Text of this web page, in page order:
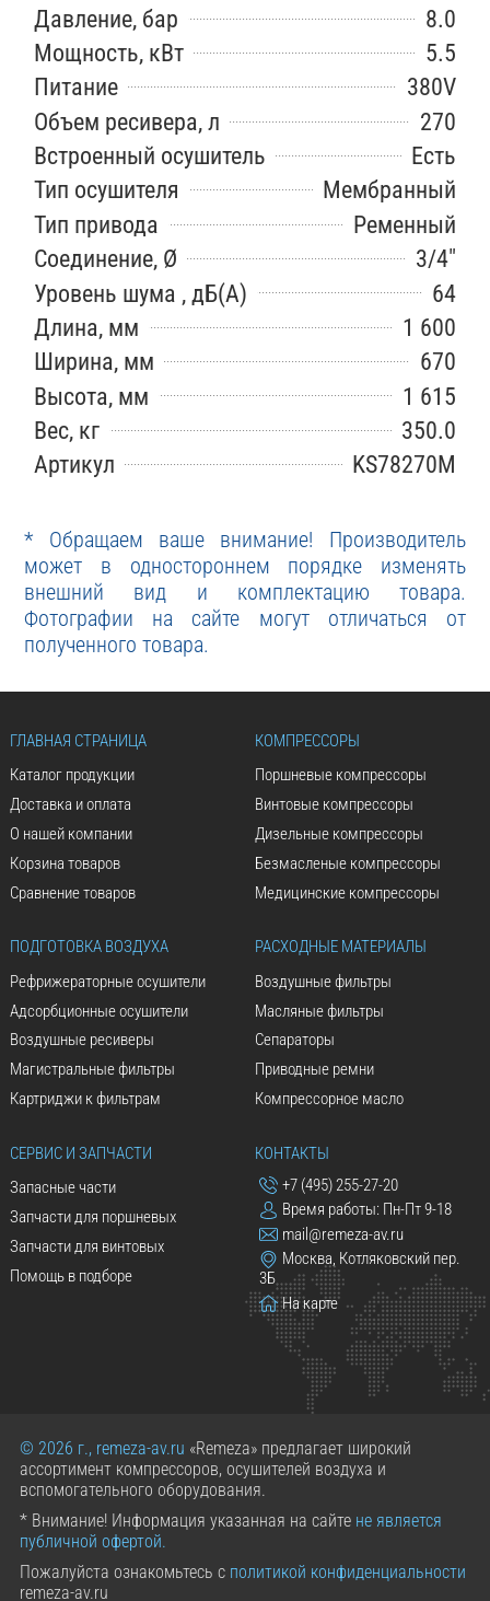
Давление, бар
8.0
Мощность, кВт
5.5
Питание
380V
Объем ресивера, л
270
Встроенный осушитель
Есть
Тип осушителя
Мембранный
Тип привода
Ременный
Соединение, Ø
3/4"
Уровень шума , дБ(А)
64
Длина, мм
1 600
Ширина, мм
670
Высота, мм
1 615
Вес, кг
350.0
Артикул
KS78270M
* Обращаем ваше внимание! Производитель
может в одностороннем порядке изменять
внешний вид и комплектацию товара.
Фотографии на сайте могут отличаться от
полученного товара.
ГЛАВНАЯ СТРАНИЦА
Каталог продукции
Доставка и оплата
О нашей компании
Корзина товаров
Сравнение товаров
КОМПРЕССОРЫ
Поршневые компрессоры
Винтовые компрессоры
Дизельные компрессоры
Безмасленые компрессоры
Медицинские компрессоры
ПОДГОТОВКА ВОЗДУХА
Рефрижераторные осушители
Адсорбционные осушители
Воздушные ресиверы
Магистральные фильтры
Картриджи к фильтрам
РАСХОДНЫЕ МАТЕРИАЛЫ
Воздушные фильтры
Масляные фильтры
Сепараторы
Приводные ремни
Компрессорное масло
СЕРВИС И ЗАПЧАСТИ
Запасные части
Запчасти для поршневых
Запчасти для винтовых
Помощь в подборе
КОНТАКТЫ
+7 (495) 255-27-20
Время работы: Пн-Пт 9-18
mail@remeza-av.ru
Москва, Котляковский пер.
3Б
На карте
© 2026 г., remeza-av.ru «Remeza» предлагает широкий
ассортимент компрессоров, осушителей воздуха и
вспомогательного оборудования.
* Внимание! Информация указанная на сайте не является
публичной офертой.
Пожалуйста ознакомьтесь с политикой конфиденциальности
remeza-av.ru